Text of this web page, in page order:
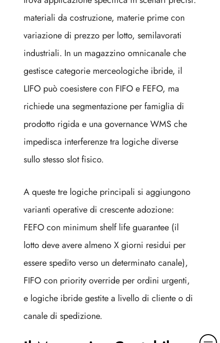
materiali da costruzione, materie prime con
variazione di prezzo per lotto, semilavorati
industriali. In un magazzino omnicanale che
gestisce categorie merceologiche ibride, il
LIFO può coesistere con FIFO e FEFO, ma
richiede una segmentazione per famiglia di
prodotto rigida e una governance WMS che
impedisca interferenze tra logiche diverse
sullo stesso slot fisico.
A queste tre logiche principali si aggiungono
varianti operative di crescente adozione:
FEFO con minimum shelf life guarantee (il
lotto deve avere almeno X giorni residui per
essere spedito verso un determinato canale),
FIFO con priority override per ordini urgenti,
e logiche ibride gestite a livello di cliente o di
canale di spedizione.